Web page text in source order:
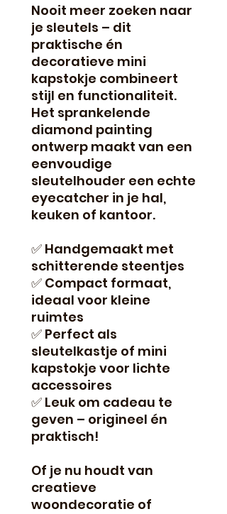
Nooit meer zoeken naar
je sleutels – dit
praktische én
decoratieve mini
kapstokje combineert
stijl en functionaliteit.
Het sprankelende
diamond painting
ontwerp maakt van een
eenvoudige
sleutelhouder een echte
eyecatcher in je hal,
keuken of kantoor.
✅ Handgemaakt met
schitterende steentjes
✅ Compact formaat,
ideaal voor kleine
ruimtes
✅ Perfect als
sleutelkastje of mini
kapstokje voor lichte
accessoires
✅ Leuk om cadeau te
geven – origineel én
praktisch!
Of je nu houdt van
creatieve
woondecoratie of